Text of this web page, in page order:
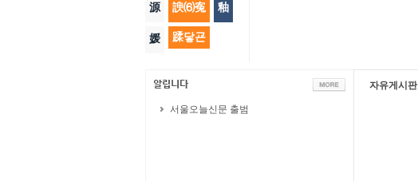
源 諛⑹寃 釉
媛 蹂닿굔
서울오늘신문 출범
자유게시판